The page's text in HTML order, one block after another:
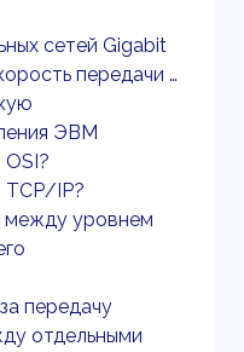
сетей Gigabit
передачи …
ЭВМ
ТСР/IР?
между уровнем
передачу
отдельными